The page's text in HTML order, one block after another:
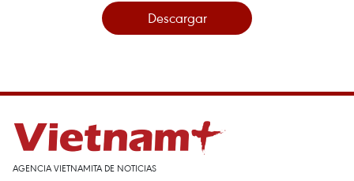
Descargar
AGENCIA VIETNAMITA DE NOTICIAS